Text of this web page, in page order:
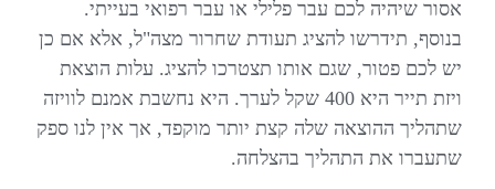
אסור שיהיה לכם עבר פלילי או עבר רפואי בעייתי.
בנוסף, תידרשו להציג תעודת שחרור מצה"ל, אלא אם כן
יש לכם פטור, שגם אותו תצטרכו להציג. עלות הוצאת
ויזת תייר היא 400 שקל לערך. היא נחשבת אמנם לוויזה
שתהליך ההוצאה שלה קצת יותר מוקפד, אך אין לנו ספק
שתעברו את התהליך בהצלחה.